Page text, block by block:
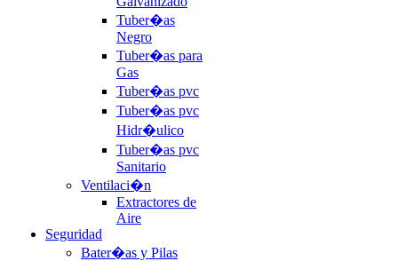
Tuber�as
Negro
Tuber�as para
Gas
Tuber�as pvc
Tuber�as pvc
Hidr�ulico
Tuber�as pvc
Sanitario
Ventilaci�n
Extractores de
Aire
Seguridad
Bater�as y Pilas